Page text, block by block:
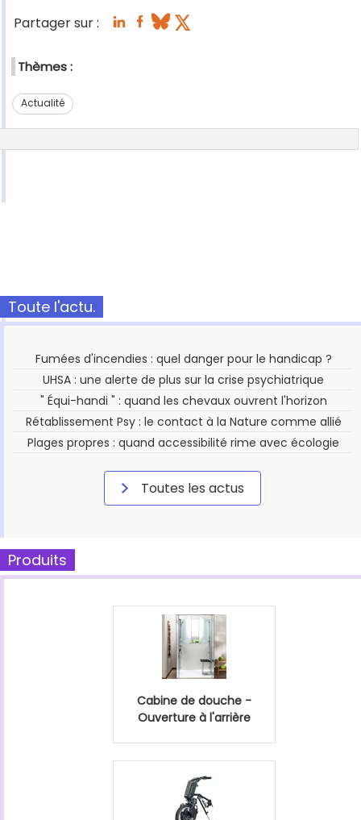
Partager sur :
Thèmes :
Actualité
Toute l'actu.
Fumées d'incendies : quel danger pour le handicap ?
UHSA : une alerte de plus sur la crise psychiatrique
" Équi-handi " : quand les chevaux ouvrent l'horizon
Rétablissement Psy : le contact à la Nature comme allié
Plages propres : quand accessibilité rime avec écologie
Toutes les actus
Produits
Cabine de douche -
Ouverture à l'arrière